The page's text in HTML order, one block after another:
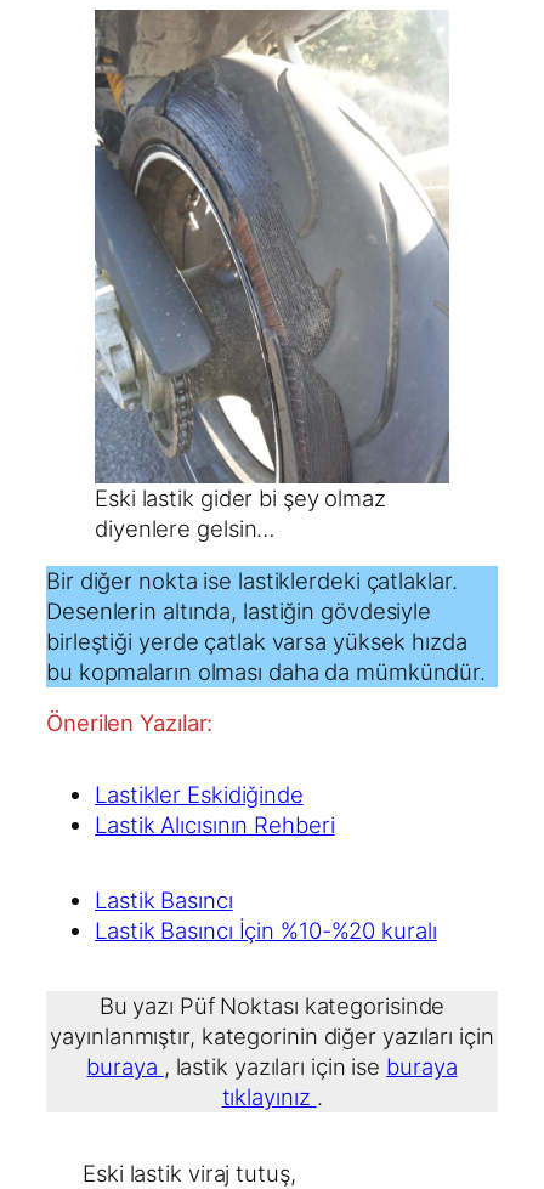
Eski lastik gider bi şey olmaz
diyenlere gelsin…
Bir diğer nokta ise lastiklerdeki çatlaklar.
Desenlerin altında, lastiğin gövdesiyle
birleştiği yerde çatlak varsa yüksek hızda
bu kopmaların olması daha da mümkündür.
Önerilen Yazılar:
Lastikler Eskidiğinde
Lastik Alıcısının Rehberi
Lastik Basıncı
Lastik Basıncı İçin %10-%20 kuralı
Bu yazı Püf Noktası kategorisinde
yayınlanmıştır, kategorinin diğer yazıları için
buraya , lastik yazıları için ise buraya
tıklayınız .
Eski lastik viraj tutuş,